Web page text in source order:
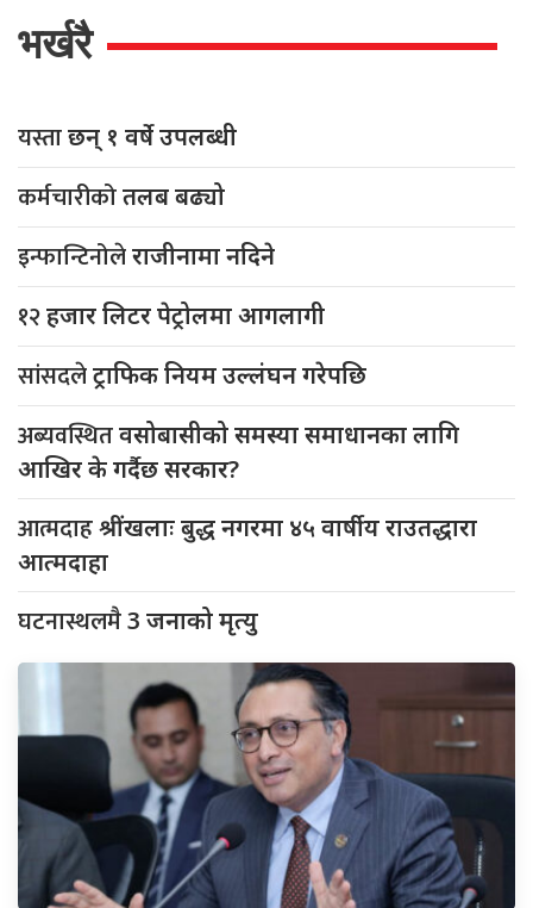
भर्खरै
यस्ताछन् १ वर्षे उपलब्धी
कर्मचारीकोतलब बढ्यो
इन्फान्टिनोलेराजीनामा नदिने
१२हजार लिटर पेट्रोलमा आगलागी
सांसदलेट्राफिक नियम उल्लंघन गरेपछि
अब्यवस्थितवसोबासीको समस्या समाधानका लागि
आखिर के गर्दैछ सरकार?
आत्मदाहश्रींखलाः बुद्ध नगरमा ४५ वार्षीय राउतद्धारा
आत्मदाहा
घटनास्थलमै3 जनाको मृत्यु